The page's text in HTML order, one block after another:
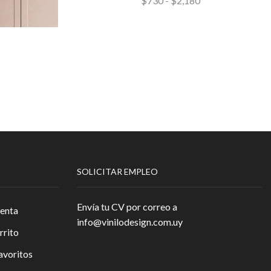
SOLICITAR EMPLEO
Envía tu CV por correo a
info@vinilodesign.com.uy